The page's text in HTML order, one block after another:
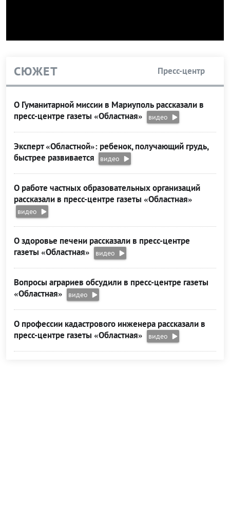
СЮЖЕТ Пресс-центр
О Гуманитарной миссии в Мариуполь рассказали в
пресс-центре газеты «Областная»
видео
Эксперт «Областной»: ребенок, получающий грудь,
быстрее развивается
видео
О работе частных образовательных организаций
рассказали в пресс-центре газеты «Областная»
видео
О здоровье печени рассказали в пресс-центре
газеты «Областная»
видео
Вопросы аграриев обсудили в пресс-центре газеты
«Областная»
видео
О профессии кадастрового инженера рассказали в
пресс-центре газеты «Областная»
видео